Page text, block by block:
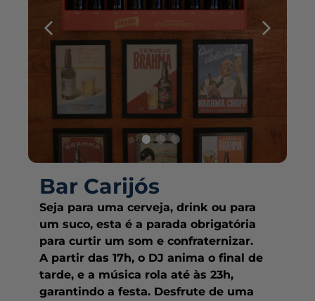
Bar Carijós
Seja para uma cerveja, drink ou para
um suco, esta é a parada obrigatória
para curtir um som e confraternizar.
A partir das 17h, o DJ anima o final de
tarde, e a música rola até às 23h,
garantindo a festa. Desfrute de uma